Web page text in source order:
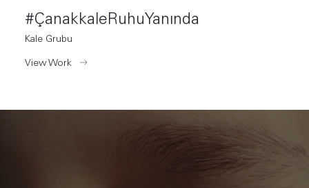
#ÇanakkaleRuhuYanında
Kale Grubu
View Work